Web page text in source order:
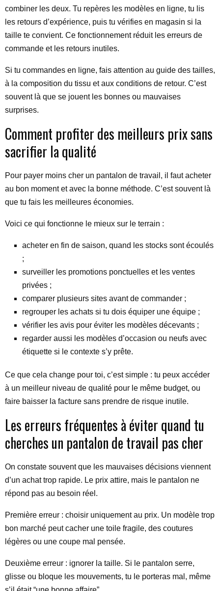
combiner les deux. Tu repères les modèles en ligne, tu lis
les retours d’expérience, puis tu vérifies en magasin si la
taille te convient. Ce fonctionnement réduit les erreurs de
commande et les retours inutiles.
Si tu commandes en ligne, fais attention au guide des tailles,
à la composition du tissu et aux conditions de retour. C’est
souvent là que se jouent les bonnes ou mauvaises
surprises.
Comment profiter des meilleurs prix sans
sacrifier la qualité
Pour payer moins cher un pantalon de travail, il faut acheter
au bon moment et avec la bonne méthode. C’est souvent là
que tu fais les meilleures économies.
Voici ce qui fonctionne le mieux sur le terrain :
acheter en fin de saison, quand les stocks sont écoulés
;
surveiller les promotions ponctuelles et les ventes
privées ;
comparer plusieurs sites avant de commander ;
regrouper les achats si tu dois équiper une équipe ;
vérifier les avis pour éviter les modèles décevants ;
regarder aussi les modèles d’occasion ou neufs avec
étiquette si le contexte s’y prête.
Ce que cela change pour toi, c’est simple : tu peux accéder
à un meilleur niveau de qualité pour le même budget, ou
faire baisser la facture sans prendre de risque inutile.
Les erreurs fréquentes à éviter quand tu
cherches un pantalon de travail pas cher
On constate souvent que les mauvaises décisions viennent
d’un achat trop rapide. Le prix attire, mais le pantalon ne
répond pas au besoin réel.
Première erreur : choisir uniquement au prix. Un modèle trop
bon marché peut cacher une toile fragile, des coutures
légères ou une coupe mal pensée.
Deuxième erreur : ignorer la taille. Si le pantalon serre,
glisse ou bloque les mouvements, tu le porteras mal, même